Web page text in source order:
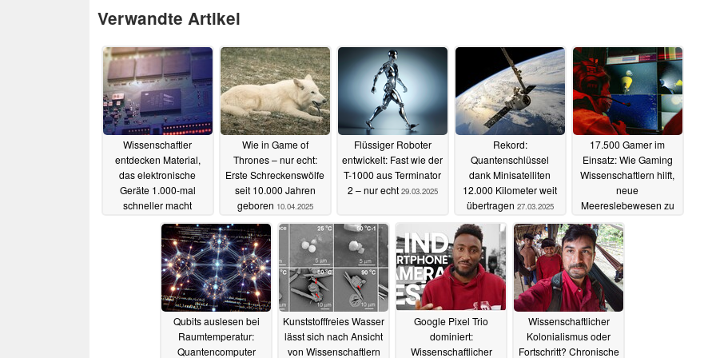
Verwandte Artikel
Wissenschaftler
entdecken Material,
das elektronische
Geräte 1.000-mal
schneller macht
12.07.2025
Wie in Game of
Thrones – nur echt:
Erste Schreckenswölfe
seit 10.000 Jahren
geboren 10.04.2025
Flüssiger Roboter
entwickelt: Fast wie der
T-1000 aus Terminator
2 – nur echt 29.03.2025
Rekord:
Quantenschlüssel
dank Minisatelliten
12.000 Kilometer weit
übertragen 27.03.2025
17.500 Gamer im
Einsatz: Wie Gaming
Wissenschaftlern hilft,
neue
Meereslebewesen zu
Qubits auslesen bei
Raumtemperatur:
Quantencomputer
Kunststofffreies Wasser
lässt sich nach Ansicht
von Wissenschaftlern
Google Pixel Trio
dominiert:
Wissenschaftlicher
Wissenschaftlicher
Kolonialismus oder
Fortschritt? Chronische